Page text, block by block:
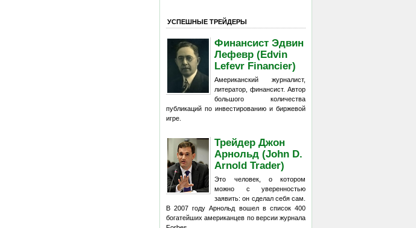
УСПЕШНЫЕ ТРЕЙДЕРЫ
Финансист Эдвин
Лефевр (Edvin
Lefevr Financier)
Американский журналист,
литератор, финансист. Автор
большого количества
публикаций по инвестированию и биржевой
игре.
Трейдер Джон
Арнольд (John D.
Arnold Trader)
Это человек, о котором
можно с уверенностью
заявить: он сделал себя сам.
В 2007 году Арнольд вошел в список 400
богатейших американцев по версии журнала